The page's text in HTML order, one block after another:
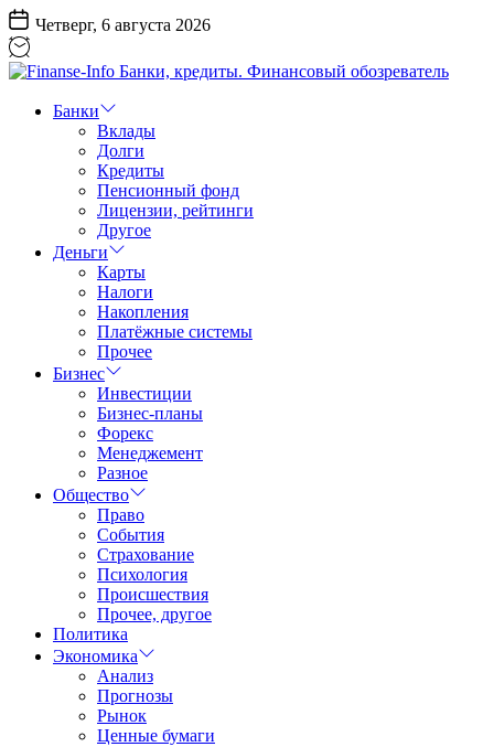
Перейти
к
содержанию
Четверг, 6 августа 2026
Info
Финансовый
обозреватель
Банки
Вклады
Долги
Кредиты
Пенсионный фонд
Лицензии, рейтинги
Другое
Деньги
Карты
Налоги
Накопления
Платёжные системы
Прочее
Бизнес
Инвестиции
Бизнес-планы
Форекс
Менеджемент
Разное
Общество
Право
События
Страхование
Психология
Происшествия
Прочее, другое
Политика
Экономика
Анализ
Прогнозы
Рынок
Ценные бумаги